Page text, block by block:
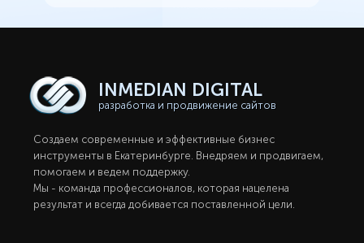
INMEDIAN DIGITAL
разработка и продвижение сайтов
Создаем современные и эффективные бизнес
инструменты в Екатеринбургe. Внедряем и продвигаем,
помогаем и ведем поддержку.
Мы - команда профессионалов, которая нацелена
результат и всегда добивается поставленной цели.